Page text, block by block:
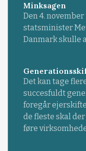
Minksagen
Den 4.
statsminister
Danmark skulle
Det kan tage
succesfuldt
foregår
de fleste skal
føre